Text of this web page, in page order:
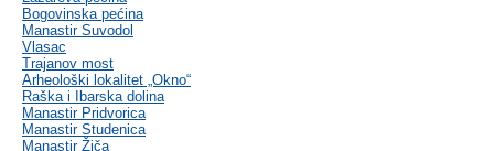
Bogovinska pećina
Manastir Suvodol
Vlasac
Trajanov most
Arheološki lokalitet „Okno“
Raška i Ibarska dolina
Manastir Pridvorica
Manastir Studenica
Manastir Žiča